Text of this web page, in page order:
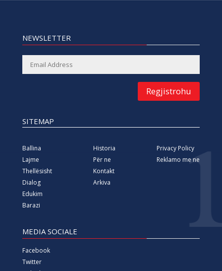
NEWSLETTER
Regjistrohu
SITEMAP
Ballina
Lajme
Thellësisht
Dialog
Edukim
Barazi
Historia
Për ne
Kontakt
Arkiva
Privacy Policy
Reklamo me ne
MEDIA SOCIALE
Facebook
Twitter